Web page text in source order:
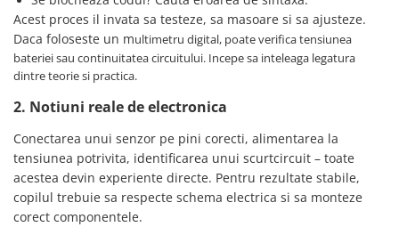
Lanterne
Lanterne de Cap
Lanterne de Mana
Lampi Solare
Proiectoare LED
Aeroterme
Auto
Roboti de Pornire Auto
Microscoape Biologice
Acest proces il invata sa testeze, sa masoare si sa ajusteze.
Daca foloseste un multimetru digital, poate verifica tensiunea
bateriei sau continuitatea circuitului. Incepe sa inteleaga legatura
dintre teorie si practica.
2. Notiuni reale de electronica
Conectarea unui senzor pe pini corecti, alimentarea la
tensiunea potrivita, identificarea unui scurtcircuit – toate
acestea devin experiente directe. Pentru rezultate stabile,
copilul trebuie sa respecte schema electrica si sa monteze
corect componentele.